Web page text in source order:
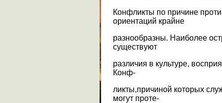
Конфликты по причине
ориентаций крайне
разнообразны. Наиболее
существуют
различия в культуре,
Конф-
ликты,причиной которых
могут проте-